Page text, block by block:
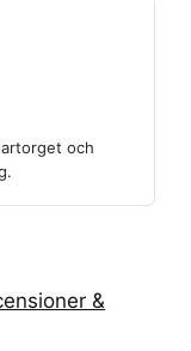
och
&